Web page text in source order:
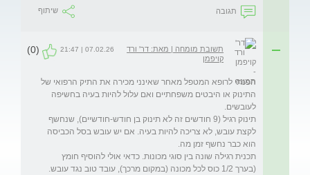
תגובה שיתוף
תשובת מומחה | מאת: דר' ורד
קויפמן
07.02.26 | 21:47
(0)
הפנתי לרופא המטפל מאחר שאינני מכירה את התיק הרפואי של
התינוק או היבטים משפחתיים ואם עלול להיות בעיה בחשיפה
תינוק רגיל (9 חודשים זה לא תינוק בן חודש-חודשיים), שנחשף
לקצת עובש, לא צריכה להיות בעיה. אם יש עובש בסל הכביסה
תכנית רגילה שונה בין סוגי מכונות. כדאי אולי להוסיף חומץ
(בערך 1/2 כוס לכל מכונה (במקום מרכך), עובד טוב נגד עובש.